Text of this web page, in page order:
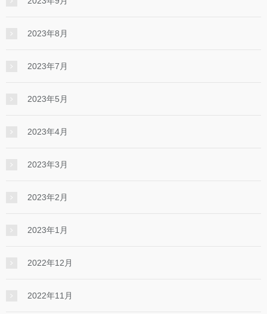
2023年8月
2023年7月
2023年5月
2023年4月
2023年3月
2023年2月
2023年1月
2022年12月
2022年11月